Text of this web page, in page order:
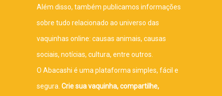
Além disso, também publicamos informações
sobre tudo relacionado ao universo das
vaquinhas online: causas animais, causas
sociais, notícias, cultura, entre outros.
O Abacashi é uma plataforma simples, fácil e
segura. Crie sua vaquinha, compartilhe,